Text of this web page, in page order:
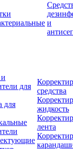
и
для
для
средства
жидкость
лента